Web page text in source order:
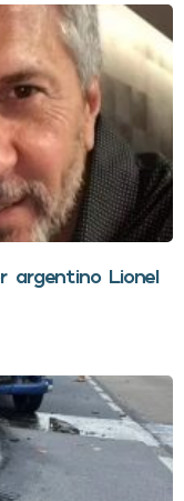
argentino Lionel